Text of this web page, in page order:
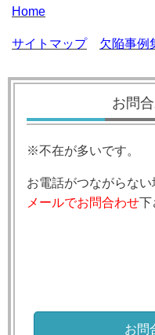
Home
サイトマップ 欠陥事例
お問
※不在が多いです。
お電話がつながらない
メールでお問合わせ下
お問